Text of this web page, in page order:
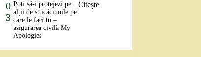
0
3
Poți să-i protejezi pe
alții de stricăciunile pe
care le faci tu –
asigurarea civilă My
Apologies
Citește